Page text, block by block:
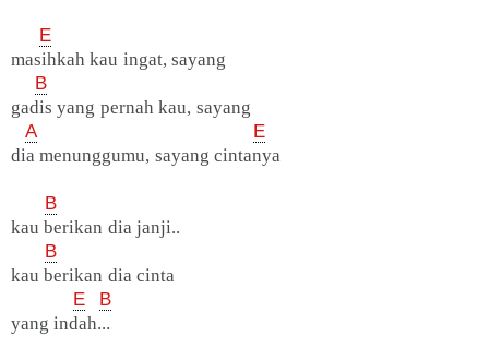
E
masihkah kau ingat, sayang
B
gadis yang pernah kau, sayang
A
E
dia menunggumu, sayang cintanya
B
kau berikan dia janji..
B
kau berikan dia cinta
E
B
yang indah...